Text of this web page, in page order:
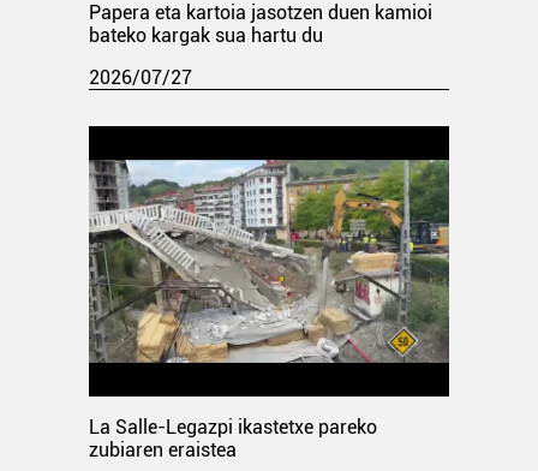
Papera eta kartoia jasotzen duen kamioi
bateko kargak sua hartu du
2026/07/27
La Salle-Legazpi ikastetxe pareko
zubiaren eraistea